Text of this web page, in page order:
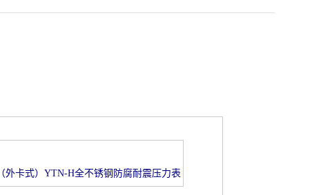
（外卡式）YTN-H全不锈钢防腐耐震压力表